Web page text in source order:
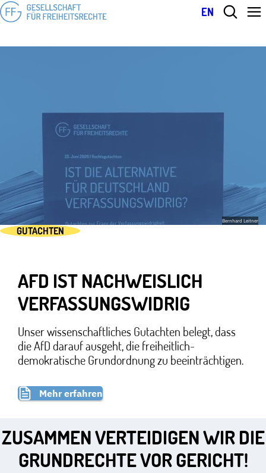
EN
Bernhard Leitner
GUTACHTEN
AFD IST NACHWEISLICH
VERFASSUNGSWIDRIG
Unser wissenschaftliches Gutachten belegt, dass
die AfD darauf ausgeht, die freiheitlich-
demokratische Grundordnung zu beeinträchtigen.
Mehr erfahren
ZUSAMMEN VERTEIDIGEN WIR DIE
GRUNDRECHTE VOR GERICHT!